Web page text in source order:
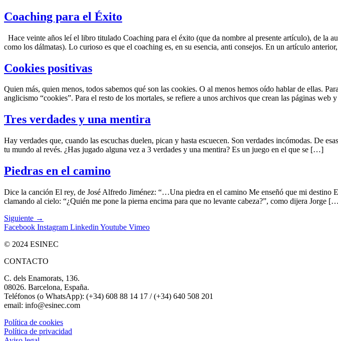
Coaching para el Éxito
Hace veinte años leí el libro titulado Coaching para el éxito (que da nombre al presente artículo), de la
como los dálmatas). Lo curioso es que el coaching es, en su esencia, anti consejos. En un artículo
Cookies positivas
Quien más, quien menos, todos sabemos qué son las cookies. O al menos hemos oído hablar de ellas.
anglicismo “cookies”. Para el resto de los mortales, se refiere a unos archivos que crean las páginas
Tres verdades y una mentira
Hay verdades que, cuando las escuchas duelen, pican y hasta escuecen. Son verdades incómodas. De
tu mundo al revés. ¿Has jugado alguna vez a 3 verdades y una mentira? Es un juego en el que se […]
Piedras en el camino
Dice la canción El rey, de José Alfredo Jiménez: “…Una piedra en el camino Me enseñó que mi
clamando al cielo: “¿Quién me pone la pierna encima para que no levante cabeza?”, como dijera Jorge
Siguiente →
Facebook Instagram Linkedin Youtube Vimeo
© 2024 ESINEC
CONTACTO
C. dels Enamorats, 136.
08026. Barcelona, España.
Teléfonos (o WhatsApp): (+34) 608 88 14 17 / (+34) 640 508 201
email: info@esinec.com
Política de cookies
Política de privacidad